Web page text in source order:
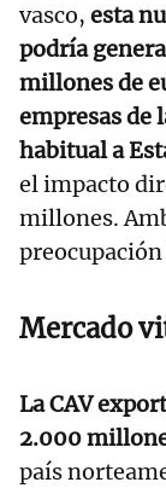
vasco, esta
podría
millones de
empresas de
habitual a
el impacto
millones.
Mercado
La CAV
2.000
país